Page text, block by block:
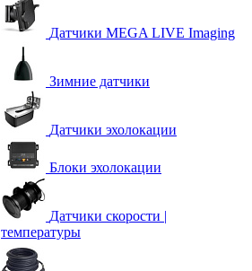
Датчики MEGA LIVE Imaging
Зимние датчики
Датчики эхолокации
Блоки эхолокации
Датчики скорости |
температуры